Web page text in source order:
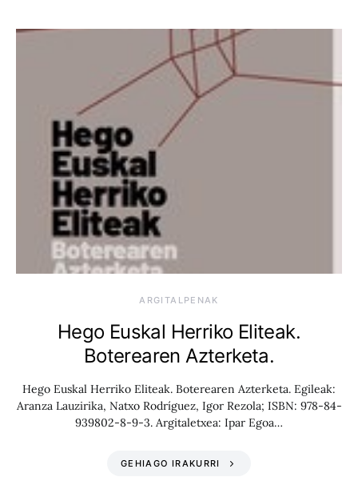
ARGITALPENAK
Hego Euskal Herriko Eliteak.
Boterearen Azterketa.
Hego Euskal Herriko Eliteak. Boterearen Azterketa. Egileak:
Aranza Lauzirika, Natxo Rodríguez, Igor Rezola; ISBN: 978-84-
939802-8-9-3. Argitaletxea: Ipar Egoa…
GEHIAGO IRAKURRI